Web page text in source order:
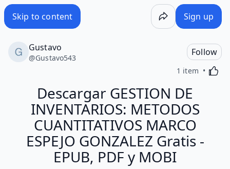
Skip to content Sign up
Gustavo
@Gustavo543
Follow
1 item
Descargar GESTION DE
INVENTARIOS: METODOS
CUANTITATIVOS MARCO
ESPEJO GONZALEZ Gratis -
EPUB, PDF y MOBI